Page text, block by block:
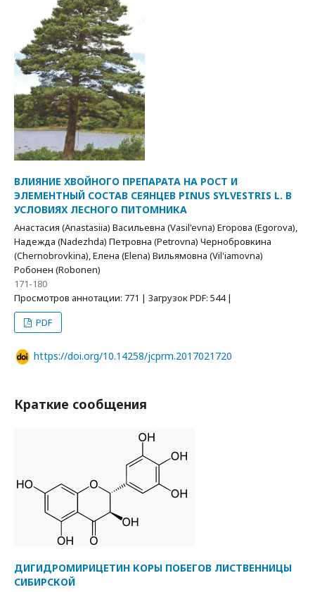
ВЛИЯНИЕ ХВОЙНОГО ПРЕПАРАТА НА РОСТ И
ЭЛЕМЕНТНЫЙ СОСТАВ СЕЯНЦЕВ PINUS SYLVESTRIS L. В
УСЛОВИЯХ ЛЕСНОГО ПИТОМНИКА
Анастасия (Anastasiia) Васильевна (Vasil'evna) Егорова (Egorova),
Надежда (Nadezhda) Петровна (Petrovna) Чернобровкина
(Chernobrovkina), Елена (Elena) Вильямовна (Vil'iamovna)
Робонен (Robonen)
171-180
Просмотров аннотации: 771 | Загрузок PDF: 544 |
PDF
https://doi.org/10.14258/jcprm.2017021720
Краткие сообщения
ДИГИДРОМИРИЦЕТИН КОРЫ ПОБЕГОВ ЛИСТВЕННИЦЫ
СИБИРСКОЙ